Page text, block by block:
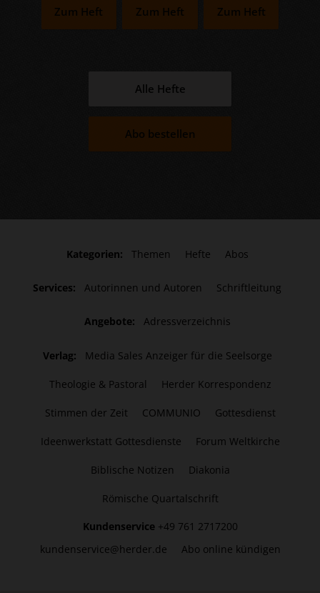
Zum Heft Zum Heft Zum Heft
Alle Hefte
Abo bestellen
Kategorien: Themen Hefte Abos
Services: Autorinnen und Autoren Schriftleitung
Angebote: Adressverzeichnis
Verlag: Media Sales Anzeiger für die Seelsorge
Theologie & Pastoral Herder Korrespondenz
Stimmen der Zeit COMMUNIO Gottesdienst
Ideenwerkstatt Gottesdienste Forum Weltkirche
Biblische Notizen Diakonia
Römische Quartalschrift
Kundenservice +49 761 2717200
kundenservice@herder.de
Abo online kündigen